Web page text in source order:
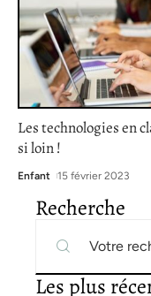
Les technologies en
si loin !
Enfant 15 février 2023
Recherche
Les plus